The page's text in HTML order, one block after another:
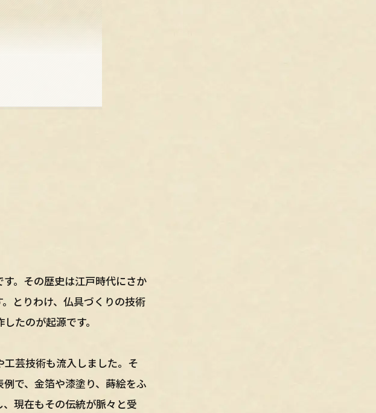
。その歴史は江戸時代にさか
とりわけ、仏具づくりの技術
たのが起源です。
芸技術も流入しました。そ
で、金箔や漆塗り、蒔絵をふ
現在もその伝統が脈々と受